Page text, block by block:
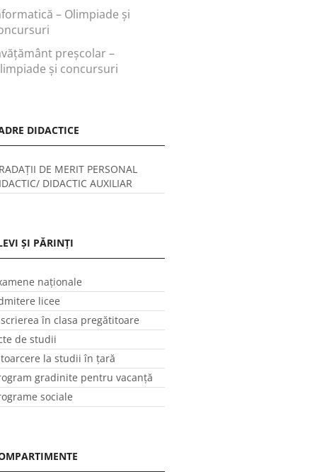
– Olimpiade și
preşcolar –
și concursuri
DIDACTICE
DE MERIT PERSONAL
DIDACTIC AUXILIAR
ȘI PĂRINȚI
naționale
licee
în clasa pregătitoare
de studii
la studii în ţară
gradinite pentru vacanţă
sociale